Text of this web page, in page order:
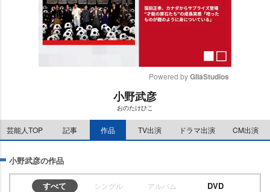
e
Powered by GliaStudios
小野武彦
おのたけひこ
芸能人TOP 記事 作品 TV出演 ドラマ出演 CM出演
小野武彦の作品
すべて シングル アルバム
DVD